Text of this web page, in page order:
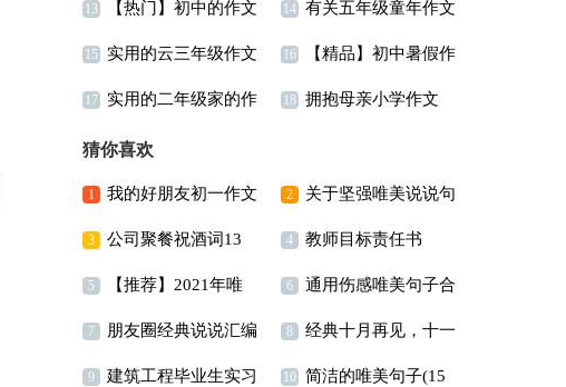
暑假作文四篇 作文汇总五篇
13 【热门】初中的作文
300字合集十篇
14 有关五年级童年作文
合集8篇
15 实用的云三年级作文
300字合集五篇
16 【精品】初中暑假作
文汇总9篇
17 实用的二年级家的作
文合集6篇
18 拥抱母亲小学作文
猜你喜欢
1 我的好朋友初一作文
(15篇)
2 关于坚强唯美说说句
子（精选60句）
3 公司聚餐祝酒词13
篇
4 教师目标责任书
5 【推荐】2021年唯
美的句子集合36条
6 通用伤感唯美句子合
集78句
7 朋友圈经典说说汇编
15篇
8 经典十月再见，十一
月你好语录座右铭（精
9 建筑工程毕业生实习 10 简洁的唯美句子(15